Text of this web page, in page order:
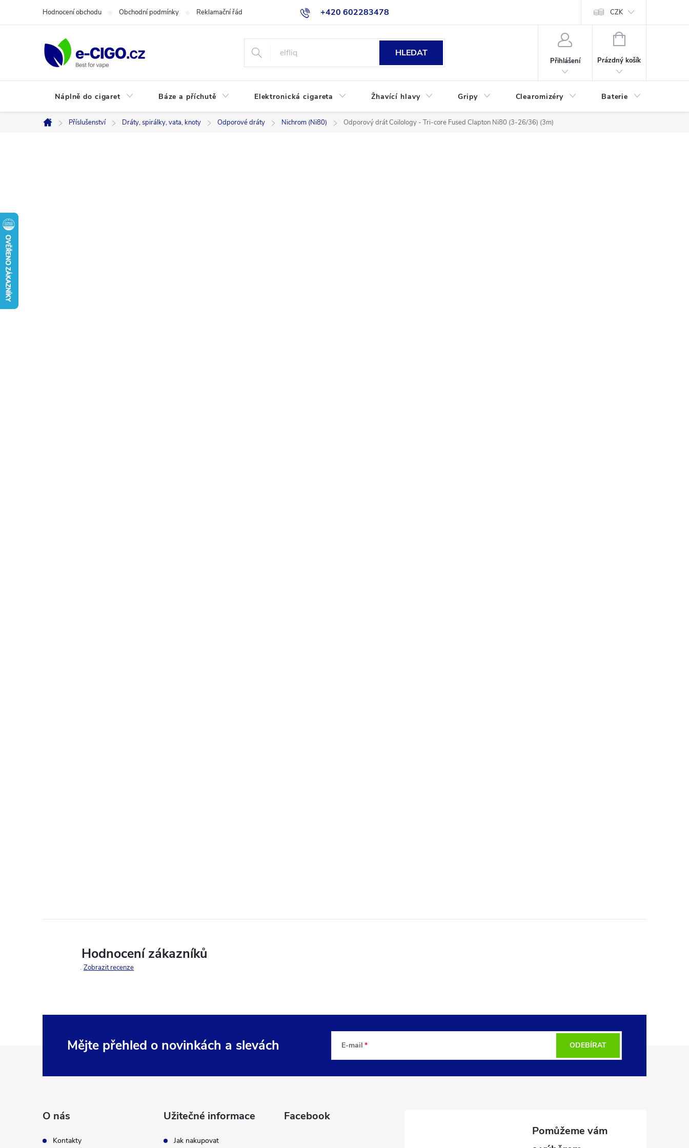
+420 602283478
Hodnocení obchodu Obchodní podmínky Reklamační řád Jak nakupovat CZK
HLEDAT
Přihlášení
NÁKUPNÍ
Prázdný košík
Náplně do cigaret Báze a příchutě Elektronická cigareta Žhavící hlavy Gripy Clearomizéry Baterie
Domů
Příslušenství Dráty, spirálky, vata, knoty Odporové dráty Nichrom (Ni80) Odporový drát Coilology - Tri-core Fused Clapton Ni80 (3-26/36) (3m)
Hodnocení zákazníků
Zobrazit recenze
Mějte přehled o novinkách a slevách E-mail ODEBÍRAT
O nás
Kontakty
Užitečné informace
Jak nakupovat
Facebook